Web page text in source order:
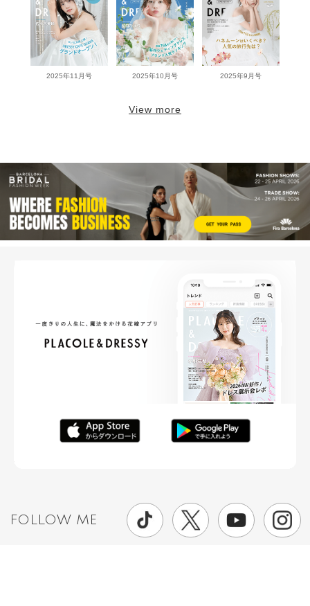
2025年11月号 2025年10月号 2025年9月号
View more
FOLLOW ME